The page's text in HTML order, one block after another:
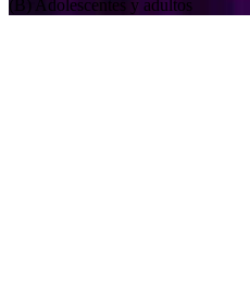
(B) Adolescentes y adultos